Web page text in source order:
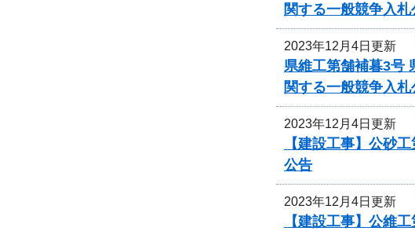
関する一般競争入札
2023年12月4日更新
県維工第舗補暮3号
関する一般競争入札
2023年12月4日更新
【建設工事】公砂
公告
2023年12月4日更新
【建設工事】公維